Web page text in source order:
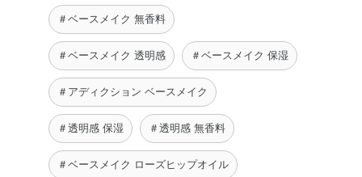
＃ベースメイク 無香料
＃ベースメイク 透明感 ＃ベースメイク 保湿
＃アディクション ベースメイク
＃透明感 保湿 ＃透明感 無香料
＃ベースメイク ローズヒップオイル